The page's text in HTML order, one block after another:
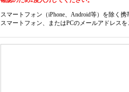
スマートフォン（iPhone、Android等）を除く
スマートフォン、またはPCのメールアドレス